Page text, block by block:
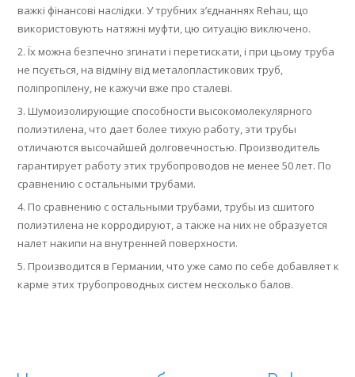
важкі фінансові наслідки. У трубних з’єднаннях Rehau, що
використовують натяжні муфти, цю ситуацію виключено.
Їх можна безпечно згинати і перетискати, і при цьому труба
не псується, на відміну від металопластикових труб,
поліпропілену, не кажучи вже про сталеві.
Шумоизолирующие способности высокомолекулярного
полиэтилена, что дает более тихую работу, эти трубы
отличаются высочайшей долговечностью. Производитель
гарантирует работу этих трубопроводов не менее 50 лет. По
сравнению с остальными трубами.
По сравнению с остальными трубами, трубы из сшитого
полиэтилена не корродируют, а также на них не образуется
налет накипи на внутренней поверхности.
Производится в Германии, что уже само по себе добавляет к
карме этих трубопроводных систем несколько балов.